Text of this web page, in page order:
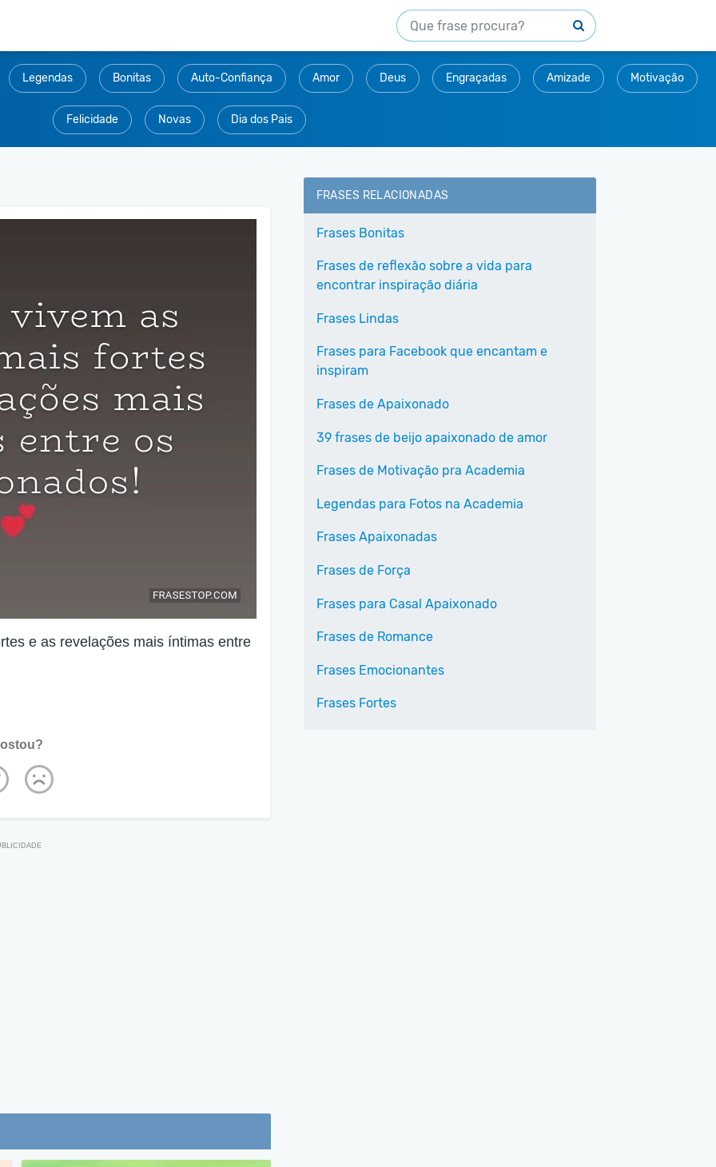
Legendas Bonitas Auto-Confiança Amor Deus Engraçadas Amizade Motivação
Felicidade Novas Dia dos Pais
e as revelações mais íntimas entre
FRASES RELACIONADAS
Frases Bonitas
Frases de reflexão sobre a vida para
encontrar inspiração diária
Frases Lindas
Frases para Facebook que encantam e
inspiram
Frases de Apaixonado
39 frases de beijo apaixonado de amor
Frases de Motivação pra Academia
Legendas para Fotos na Academia
Frases Apaixonadas
Frases de Força
Frases para Casal Apaixonado
Frases de Romance
Frases Emocionantes
Frases Fortes